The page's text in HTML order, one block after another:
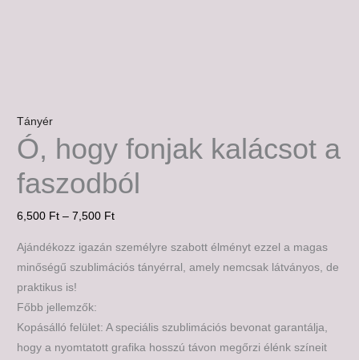
Tányér
Ó, hogy fonjak kalácsot a
faszodból
6,500 Ft – 7,500 Ft
Ajándékozz igazán személyre szabott élményt ezzel a magas
minőségű szublimációs tányérral, amely nemcsak látványos, de
praktikus is!
Főbb jellemzők:
Kopásálló felület: A speciális szublimációs bevonat garantálja,
hogy a nyomtatott grafika hosszú távon megőrzi élénk színeit